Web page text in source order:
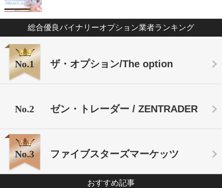
総合優良バイナリーオプション業者ランキング
No.1 ザ・オプション/The option
No.2 ゼン・トレーダー / ZENTRADER
No.3 ファイブスターズマーケッツ
おすすめ記事